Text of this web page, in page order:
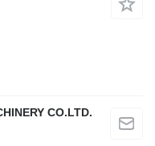
CO.LTD.